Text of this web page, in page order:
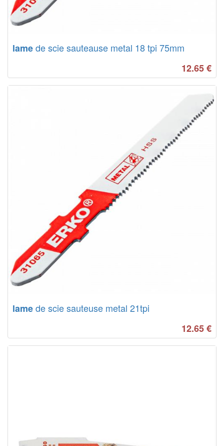
lamede scie sauteause metal 18 tpi 75mm
12.65€
lamede scie sauteuse metal 21tpi
12.65€